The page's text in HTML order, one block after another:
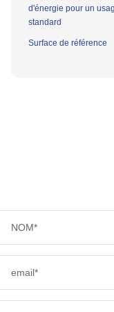
d'énergie pour un
standard
Surface de référence
NOM*
email*